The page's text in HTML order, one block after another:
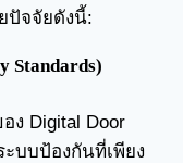
ปัจจัยดังนี้:
Standards)
ง Digital Door
บบป้องกันที่เพียง